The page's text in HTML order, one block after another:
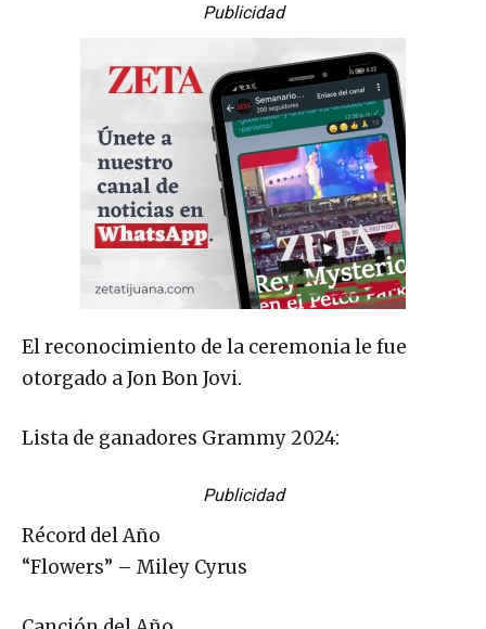
Publicidad
El reconocimiento de la ceremonia le fue
otorgado a Jon Bon Jovi.
Lista de ganadores Grammy 2024:
Publicidad
Récord del Año
“Flowers” – Miley Cyrus